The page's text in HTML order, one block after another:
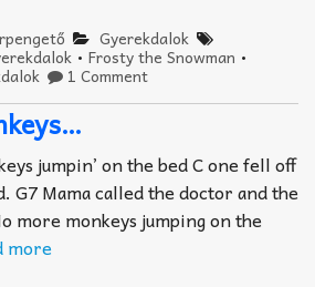
Gyerekdalok
• Frosty the Snowman •
1 Comment
jumpin’ on the bed C one fell off
G7 Mama called the doctor and the
more monkeys jumping on the
more